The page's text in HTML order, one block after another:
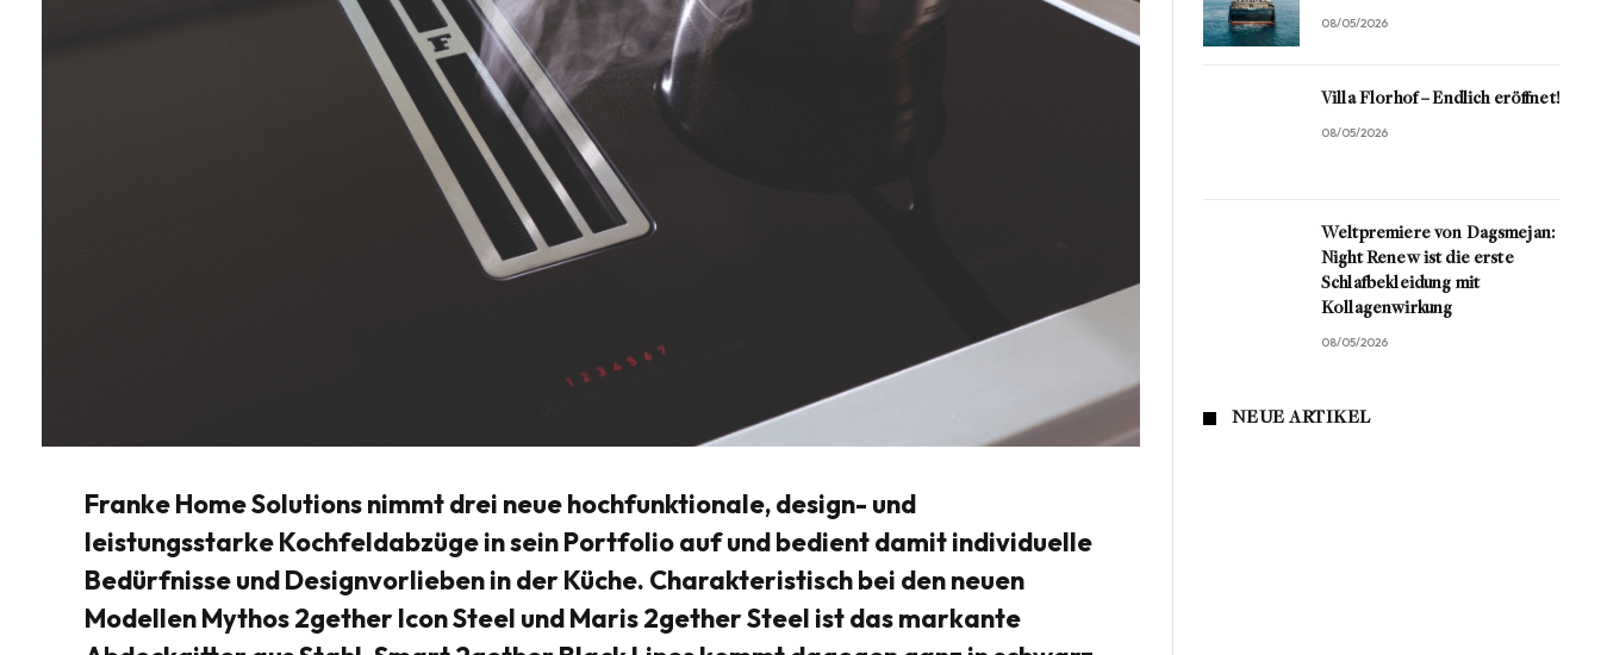
Franke Home Solutions nimmt drei neue hochfunktionale, design- und
leistungsstarke Kochfeldabzüge in sein Portfolio auf und bedient damit individuelle
Bedürfnisse und Designvorlieben in der Küche. Charakteristisch bei den neuen
Modellen Mythos 2gether Icon Steel und Maris 2gether Steel ist das markante
08/05/2026
Villa Florhof – Endlich eröffnet!
08/05/2026
Weltpremiere von Dagsmejan:
Night Renew ist die erste
Schlafbekleidung mit
Kollagenwirkung
08/05/2026
NEUE ARTIKEL